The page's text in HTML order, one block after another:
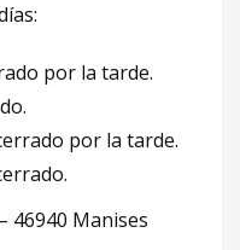
por la tarde.
por la tarde.
46940 Manises